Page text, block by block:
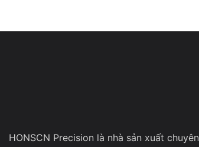
HONSCN Precision là nhà sản xuất chuyên